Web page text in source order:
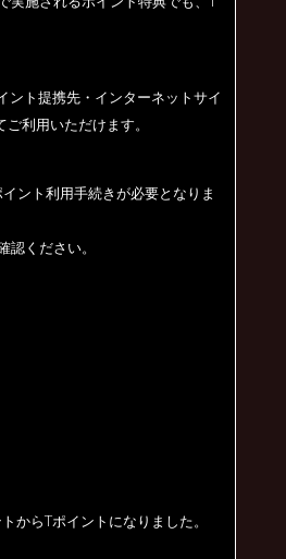
ント提携先・ インターネットサイ
ご利用いただけます。
イント利用手続きが必要となりま
ください。
からTポイントになりました。